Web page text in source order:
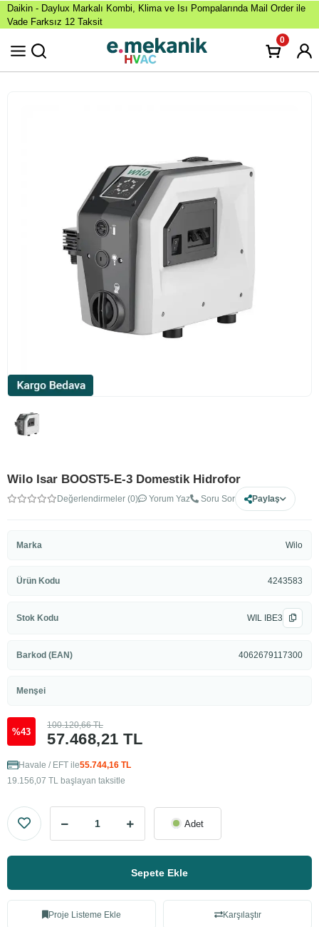
Daikin - Daylux Markalı Kombi, Klima ve Isı Pompalarında Mail Order ile
Vade Farksız 12 Taksit
0
Wilo Isar BOOST5-E-3 Domestik Hidrofor
Değerlendirmeler (0) Yorum Yaz Soru Sor Paylaş
Marka Wilo
Ürün Kodu 4243583
Stok Kodu WIL IBE3
Barkod (EAN) 4062679117300
Menşei
%43 57.468,21 TL
100.120,66 TL
Havale / EFT ile55.744,16 TL
19.156,07 TL başlayan taksitle
Adet
Sepete Ekle
Proje Listeme Ekle Karşılaştır